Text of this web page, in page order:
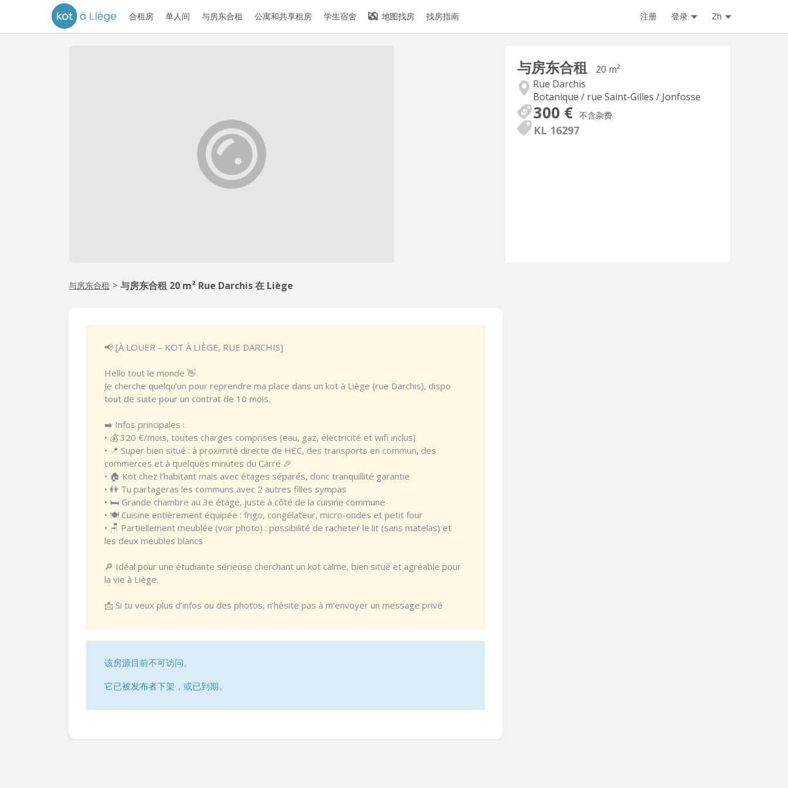
合租房 单人间 与房东合租 公寓和共享租房 学生宿舍 地图找房 找房指南 注册 登录 Zh
与房东合租
20 m²
Rue Darchis
Botanique / rue Saint-Gilles / Jonfosse
300 € 不含杂费
KL 16297
与房东合租 > 与房东合租 20 m² Rue Darchis 在 Liège
📢 [À LOUER – KOT À LIÈGE, RUE DARCHIS]
Hello tout le monde 👋
Je cherche quelqu’un pour reprendre ma place dans un kot à Liège (rue Darchis), dispo
tout de suite pour un contrat de 10 mois.
➡️ Infos principales :
• 💰 320 €/mois, toutes charges comprises (eau, gaz, électricité et wifi inclus)
• 📍 Super bien situé : à proximité directe de HEC, des transports en commun, des
commerces et à quelques minutes du Carré 🎉
• 🏠 Kot chez l’habitant mais avec étages séparés, donc tranquillité garantie
• 👭 Tu partageras les communs avec 2 autres filles sympas
• 🛏️ Grande chambre au 3e étage, juste à côté de la cuisine commune
• 🍽️ Cuisine entièrement équipée : frigo, congélateur, micro-ondes et petit four
• 🪑 Partiellement meublée (voir photo) : possibilité de racheter le lit (sans matelas) et
les deux meubles blancs
🔎 Idéal pour une étudiante sérieuse cherchant un kot calme, bien situé et agréable pour
la vie à Liège.
📩 Si tu veux plus d’infos ou des photos, n’hésite pas à m’envoyer un message privé
该房源目前不可访问。
它已被发布者下架，或已到期。